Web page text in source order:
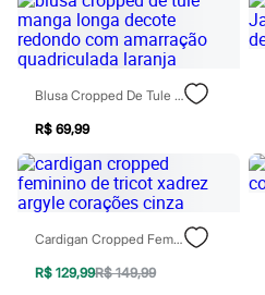
Moda esportiva
Acessórios
Blusas
Calçados
Leggings
Tops
Moda íntima
Calcinhas
Cintas e Modeladores
Meias
Pijamas
Sutiãs e Tops
Moda praia
Blusa Cropped De Tule Manga Longa Decote Redondo Com Amarração Quadriculada Laranja
R$ 69,99
Cardigan Cropped Feminino De Tricot Xadrez Argyle Corações Cinza
R$ 129,99R$ 149,99